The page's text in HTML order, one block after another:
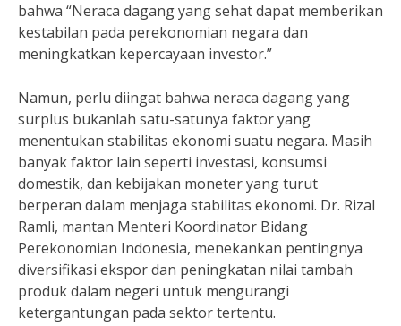
bahwa “Neraca dagang yang sehat dapat memberikan
kestabilan pada perekonomian negara dan
meningkatkan kepercayaan investor.”
Namun, perlu diingat bahwa neraca dagang yang
surplus bukanlah satu-satunya faktor yang
menentukan stabilitas ekonomi suatu negara. Masih
banyak faktor lain seperti investasi, konsumsi
domestik, dan kebijakan moneter yang turut
berperan dalam menjaga stabilitas ekonomi. Dr. Rizal
Ramli, mantan Menteri Koordinator Bidang
Perekonomian Indonesia, menekankan pentingnya
diversifikasi ekspor dan peningkatan nilai tambah
produk dalam negeri untuk mengurangi
ketergantungan pada sektor tertentu.